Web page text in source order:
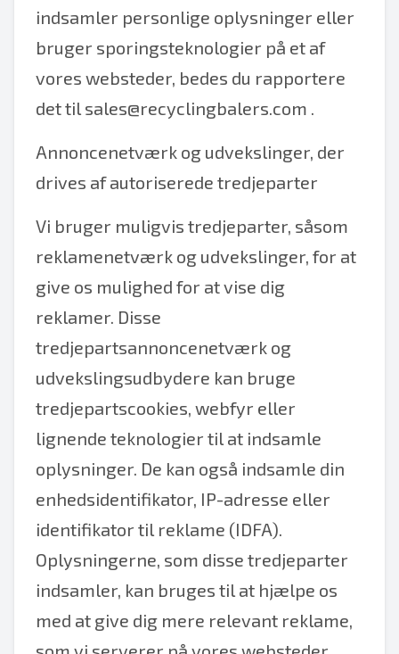
indsamler personlige oplysninger eller
bruger sporingsteknologier på et af
vores websteder, bedes du rapportere
det til sales@recyclingbalers.com .
Annoncenetværk og udvekslinger, der
drives af autoriserede tredjeparter
Vi bruger muligvis tredjeparter, såsom
reklamenetværk og udvekslinger, for at
give os mulighed for at vise dig
reklamer. Disse
tredjepartsannoncenetværk og
udvekslingsudbydere kan bruge
tredjepartscookies, webfyr eller
lignende teknologier til at indsamle
oplysninger. De kan også indsamle din
enhedsidentifikator, IP-adresse eller
identifikator til reklame (IDFA).
Oplysningerne, som disse tredjeparter
indsamler, kan bruges til at hjælpe os
med at give dig mere relevant reklame,